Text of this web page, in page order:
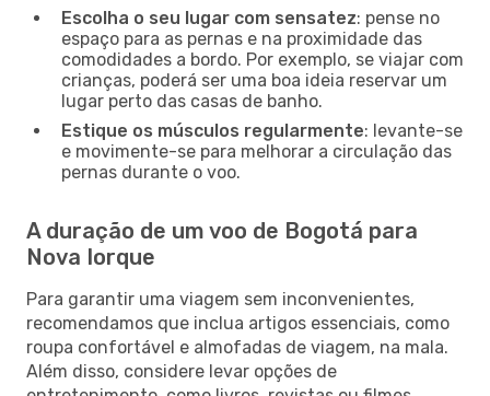
Escolha o seu lugar com sensatez: pense no
espaço para as pernas e na proximidade das
comodidades a bordo. Por exemplo, se viajar com
crianças, poderá ser uma boa ideia reservar um
lugar perto das casas de banho.
Estique os músculos regularmente: levante-se
e movimente-se para melhorar a circulação das
pernas durante o voo.
A duração de um voo de Bogotá para
Nova Iorque
Para garantir uma viagem sem inconvenientes,
recomendamos que inclua artigos essenciais, como
roupa confortável e almofadas de viagem, na mala.
Além disso, considere levar opções de